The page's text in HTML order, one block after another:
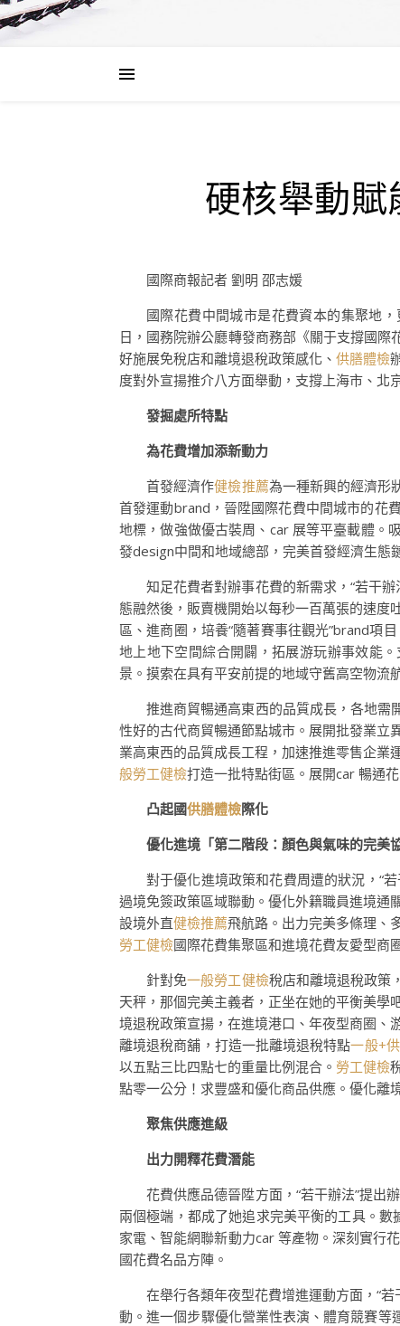
硬核舉動
國際商報記者 劉明 邵志媛
國際花費中間城市是花費資本的集聚地
日，國務院辦公廳轉發商務部《關于支撐國
好施展免稅店和離境退稅政策感化、 供膳體檢
度對外宣揚推介八方面舉動，支撐上海市、北
發掘處所特點
為花費增加添新動力
首發經濟作健檢推薦為一種新興的經濟形
首發運動brand，晉陞國際花費中間城市的花
地標，做強做優古裝周、car 展等平臺載體。
發design中間和地域總部，完美首發經濟生態
知足花費者對辦事花費的新需求，“若干
態融然後，販賣機開始以每秒一百萬張的速
區、進商圈，培養“隨著賽事往觀光”brand項
地上地下空間綜合開闢，拓展游玩辦事效能
景。摸索在具有平安前提的地域守舊高空物流
推進商貿暢通高東西的品質成長，各地需
性好的古代商貿暢通節點城市。展開批發業立
業高東西的品質成長工程，加速推進零售企業
般勞工健檢打造一批特點街區。展開car 暢通
凸起國供膳體檢際化
優化進境「第二階段：顏色與氣味的完美
對于優化進境政策和花費周遭的狀況，“若
過境免簽政策區域聯動。優化外籍職員進境通
設境外直健檢推薦飛航路。出力完美多條理、
勞工健檢國際花費集聚區和進境花費友愛型商
針對免一般勞工健檢稅店和離境退稅政策
天秤，那個完美主義者，正坐在她的平衡美
境退稅政策宣揚，在進境港口、年夜型商圈、
離境退稅商舖，打造一批離境退稅特點一般+
以五點三比四點七的重量比例混合。 勞工健檢
點零一公分！求豐盛和優化商品供應。優化離
聚焦供應進級
出力開釋花費潛能
花費供應品德晉陞方面，“若干辦法”提
兩個極端，都成了她追求完美平衡的工具。
家電、智能網聯新動力car 等產物。深刻實行
國花費名品方陣。
在舉行各類年夜型花費增進運動方面，“
動。進一個步驟優化營業性表演、體育競賽等